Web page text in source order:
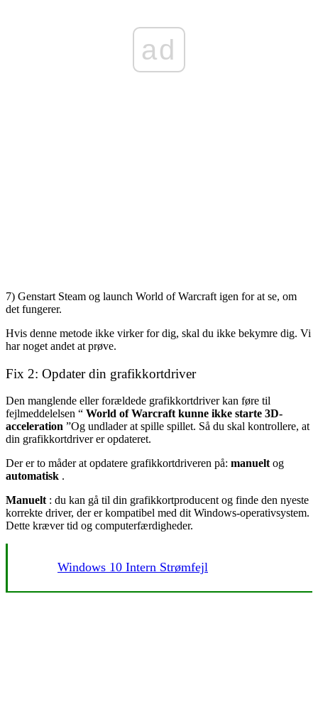
ad
7) Genstart Steam og launch World of Warcraft igen for at se, om
det fungerer.
Hvis denne metode ikke virker for dig, skal du ikke bekymre dig. Vi
har noget andet at prøve.
Fix 2: Opdater din grafikkortdriver
Den manglende eller forældede grafikkortdriver kan føre til
fejlmeddelelsen “ World of Warcraft kunne ikke starte 3D-
acceleration ”Og undlader at spille spillet. Så du skal kontrollere, at
din grafikkortdriver er opdateret.
Der er to måder at opdatere grafikkortdriveren på: manuelt og
automatisk .
Manuelt : du kan gå til din grafikkortproducent og finde den nyeste
korrekte driver, der er kompatibel med dit Windows-operativsystem.
Dette kræver tid og computerfærdigheder.
Windows 10 Intern Strømfejl